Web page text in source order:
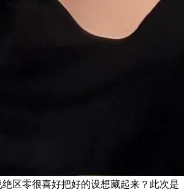
绝区零很喜好把好的设想藏起来？此次是